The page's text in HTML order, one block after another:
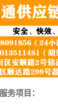
务项目：